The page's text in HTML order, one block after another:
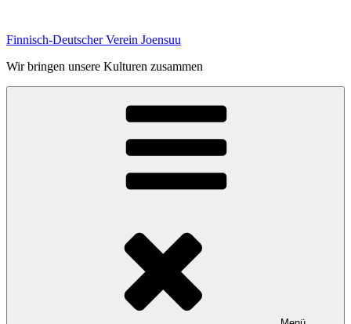
springen
Finnisch-Deutscher Verein Joensuu
Wir bringen unsere Kulturen zusammen